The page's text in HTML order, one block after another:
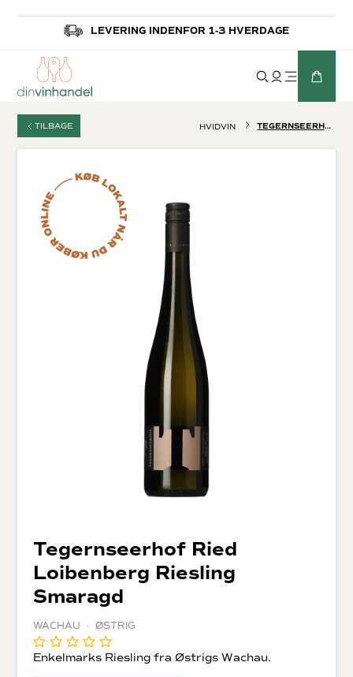
LEVERING INDENFOR 1-3 HVERDAGE
TILBAGE HVIDVIN TEGERNSEERHOF RIED LOIBENBERG RIESLING SMARAGD
Tegernseerhof Ried
Loibenberg Riesling
Smaragd
WACHAU · ØSTRIG
Enkelmarks Riesling fra Østrigs Wachau.